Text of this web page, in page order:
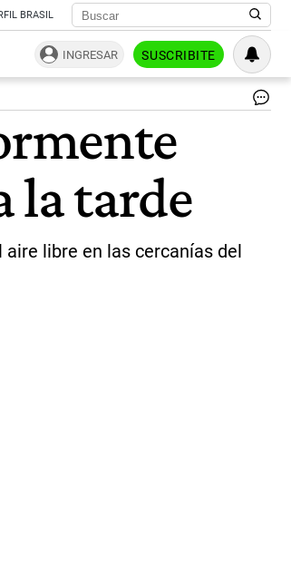
BRASIL
INGRESAR SUSCRIBITE
la tarde
libre en las cercanías del